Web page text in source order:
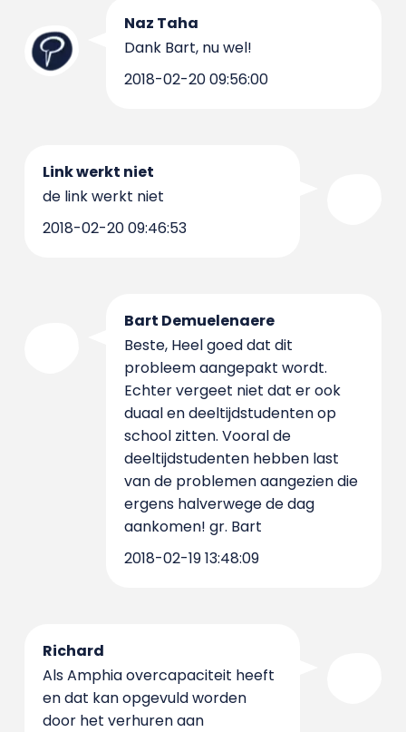
Naz Taha
Dank Bart, nu wel!
2018-02-20 09:56:00
Link werkt niet
de link werkt niet
2018-02-20 09:46:53
Bart Demuelenaere
Beste, Heel goed dat dit
probleem aangepakt wordt.
Echter vergeet niet dat er ook
duaal en deeltijdstudenten op
school zitten. Vooral de
deeltijdstudenten hebben last
van de problemen aangezien die
ergens halverwege de dag
aankomen! gr. Bart
2018-02-19 13:48:09
Richard
Als Amphia overcapaciteit heeft
en dat kan opgevuld worden
door het verhuren aan